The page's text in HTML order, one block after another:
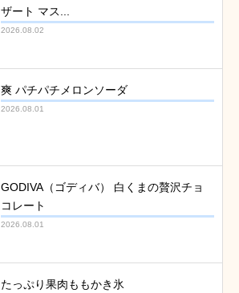
ザート マス...
2026.08.02
爽 パチパチメロンソーダ
2026.08.01
GODIVA（ゴディバ） 白くまの贅沢チョ
コレート
2026.08.01
たっぷり果肉ももかき氷